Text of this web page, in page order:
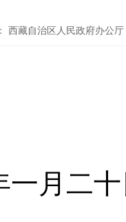
西藏自治区人民政府办公厅
一月二